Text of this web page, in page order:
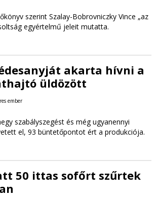
szerint Szalay-Bobrovniczky Vince „az
egyértelmű jeleit mutatta.
akarta hívni a
üldözött
ember
szabályszegést és még ugyanennyi
el, 93 büntetőpontot ért a produkciója.
50 ittas sofőrt szűrtek